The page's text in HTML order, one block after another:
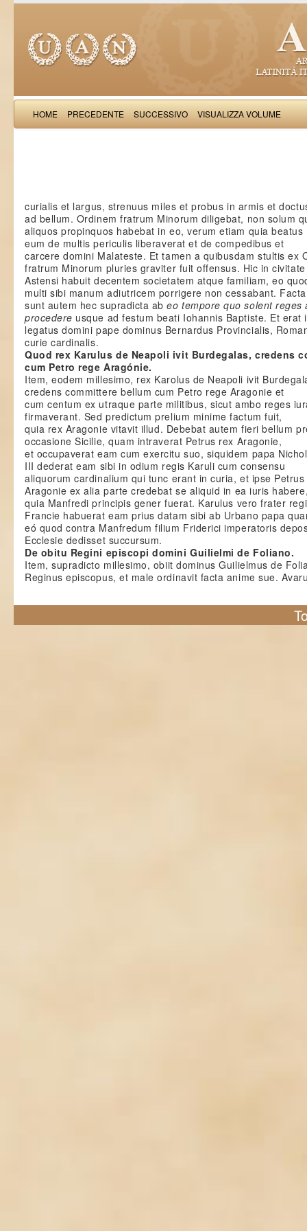
HOME PRECEDENTE SUCCESSIVO VISUALIZZA VOLUME
curialis et largus, strenuus miles et probus in armis et
ad bellum. Ordinem fratrum Minorum diligebat, non solum
aliquos propinquos habebat in eo, verum etiam quia beatus
eum de multis periculis liberaverat et de compedibus et
carcere domini Malateste. Et tamen a quibusdam stultis ex
fratrum Minorum pluries graviter fuit offensus. Hic in civitate
Astensi habuit decentem societatem atque familiam, eo
multi sibi manum adiutricem porrigere non cessabant. Facta
sunt autem hec supradicta abeo tempore quo solent reges
procedere usque ad festum beati Iohannis Baptiste. Et erat
legatus domini pape dominus Bernardus Provincialis,
curie cardinalis.
Quod rex Karulus de Neapoli ivit Burdegalas, credens
cum Petro rege Aragónie.
Item, eodem millesimo, rex Karolus de Neapoli ivit
credens committere bellum cum Petro rege Aragonie et
cum centum ex utraque parte militibus, sicut ambo reges
firmaverant. Sed predictum prelium minime factum fuit,
quia rex Aragonie vitavit illud. Debebat autem fieri bellum
occasione Sicilie, quam intraverat Petrus rex Aragonie,
et occupaverat eam cum exercitu suo, siquidem papa
III dederat eam sibi in odium regis Karuli cum consensu
aliquorum cardinalium qui tunc erant in curia, et ipse
Aragonie ex alia parte credebat se aliquid in ea iuris
quia Manfredi principis gener fuerat. Karulus vero frater
Francie habuerat eam prius datam sibi ab Urbano papa
eó quod contra Manfredum filium Friderici imperatoris
Ecclesie dedisset succursum.
De obitu Regini episcopi domini Guilielmi de Foliano.
Item, supradicto millesimo, obiit dominus Guilielmus de
Reginus episcopus, et male ordinavit facta anime sue.